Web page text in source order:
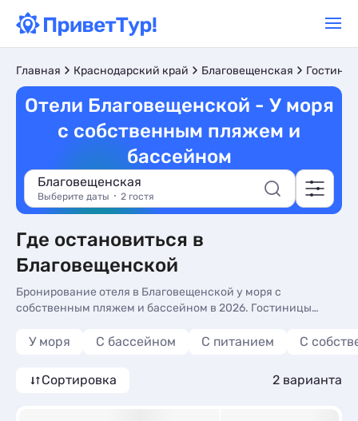
Главная Краснодарский край Благовещенская
Отели Благовещенской - У моря
с собственным пляжем и
бассейном
Благовещенская
Выберите даты 2 гостя
Где остановиться в
Благовещенской
Бронирование отеля в Благовещенской у моря с
собственным пляжем и бассейном в 2026. Гостиницы
посредников.
У моря С бассейном С питанием С
Сортировка 2 варианта